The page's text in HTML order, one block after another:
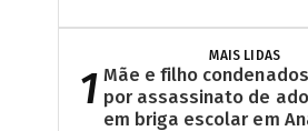
MAIS LIDAS
1 Mãe e filho
por assassinato de
em briga escolar em